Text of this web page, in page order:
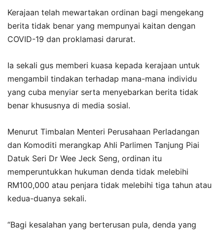
Kerajaan telah mewartakan ordinan bagi mengekang
berita tidak benar yang mempunyai kaitan dengan
COVID-19 dan proklamasi darurat.
Ia sekali gus memberi kuasa kepada kerajaan untuk
mengambil tindakan terhadap mana-mana individu
yang cuba menyiar serta menyebarkan berita tidak
benar khususnya di media sosial.
Menurut Timbalan Menteri Perusahaan Perladangan
dan Komoditi merangkap Ahli Parlimen Tanjung Piai
Datuk Seri Dr Wee Jeck Seng, ordinan itu
memperuntukkan hukuman denda tidak melebihi
RM100,000 atau penjara tidak melebihi tiga tahun atau
kedua-duanya sekali.
“Bagi kesalahan yang berterusan pula, denda yang